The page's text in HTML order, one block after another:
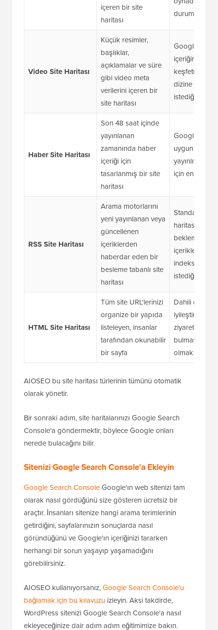
içeren bir site
haritası
durumlarda
Video Site Haritası
Küçük resimler,
başlıklar,
açıklamalar ve süre
gibi video meta
verilerini içeren bir
site haritası
Google'ın
içeriğinizi
keşfetmesini
dizine
istediğinizde
Haber Site Haritası
Son 48 saat içinde
yayınlanan
zamanında haber
içeriği için
tasarlanmış bir site
haritası
Google
uygun içerik
için en
RSS Site Haritası
Arama motorlarını
yeni yayınlanan veya
güncellenen
içeriklerden
haberdar eden bir
besleme tabanlı site
haritası
Standart bir
haritası
beklemeden
içeriklerin
istediğinizde
HTML Site Haritası
Tüm site URL'lerinizi
organize bir yapıda
listeleyen, insanlar
tarafından okunabilir
bir sayfa
Dahili
iyileştirmek ve
ziyaretçilerin
bulmasına
olmak
AIOSEO bu site haritası türlerinin tümünü otomatik
olarak yönetir.
Bir sonraki adım, site haritalarınızı Google Search
Console'a göndermektir, böylece Google onları
nerede bulacağını bilir.
Sitenizi Google Search Console'a Ekleyin
Google Search ConsoleGoogle'ın web sitenizi tam
olarak nasıl gördüğünü size gösteren ücretsiz bir
araçtır. İnsanları sitenize hangi arama terimlerinin
getirdiğini, sayfalarınızın sonuçlarda nasıl
göründüğünü ve Google'ın içeriğinizi tararken
herhangi bir sorun yaşayıp yaşamadığını
görebilirsiniz.
AIOSEO kullanıyorsanız,Google Search Console'u
bağlamak için bu kılavuzu izleyin. Aksi takdirde,
WordPress sitenizi Google Search Console'a nasıl
ekleyeceğinize dair adım adım eğitimimize bakın.